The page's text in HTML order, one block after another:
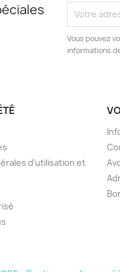
Vous pouvez
informations
d'utilisation et